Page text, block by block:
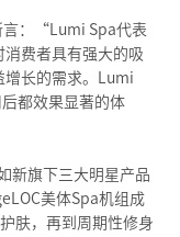
言：“Lumi Spa代表
费者具有强大的吸
增长的需求。Lumi
都效果显著的体
新旗下三大明星产品
美体Spa机组成
肤，再到周期性修身